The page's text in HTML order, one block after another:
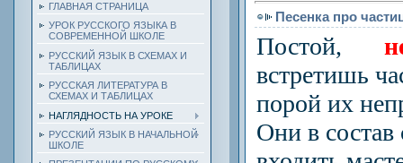
ГЛАВНАЯ СТРАНИЦА
УРОК РУССКОГО ЯЗЫКА В
СОВРЕМЕННОЙ ШКОЛЕ
РУССКИЙ ЯЗЫК В СХЕМАХ И
ТАБЛИЦАХ
РУССКАЯ ЛИТЕРАТУРА В
СХЕМАХ И ТАБЛИЦАХ
НАГЛЯДНОСТЬ НА УРОКЕ
РУССКИЙ ЯЗЫК В НАЧАЛЬНОЙ
ШКОЛЕ
Песенка про
Постой,
встретишь
порой их
Они в состав